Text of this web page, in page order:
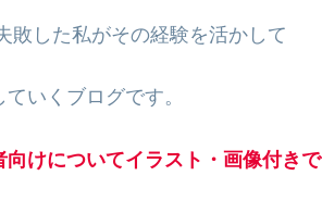
敗した私がその経験を活かして
いくブログです。
けについてイラスト・画像付きで